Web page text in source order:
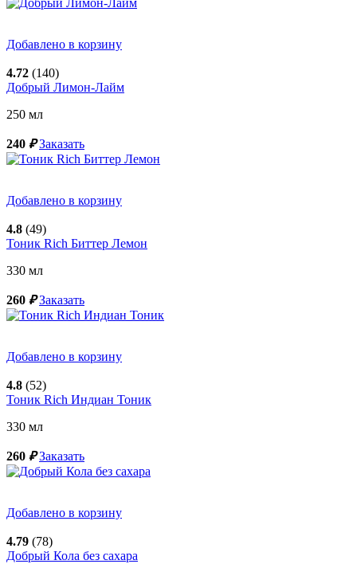
Добавлено в корзину
4.72 (140)
Добрый Лимон-Лайм
250 мл
240 ₽ Заказать
Добавлено в корзину
4.8 (49)
Тоник Rich Биттер Лемон
330 мл
260 ₽ Заказать
Добавлено в корзину
4.8 (52)
Тоник Rich Индиан Тоник
330 мл
260 ₽ Заказать
Добавлено в корзину
4.79 (78)
Добрый Кола без сахара